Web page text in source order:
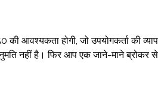
आवश्यकता होगी, जो उपयोगकर्ता की
नहीं है। फिर आप एक जाने-माने ब्रोकर